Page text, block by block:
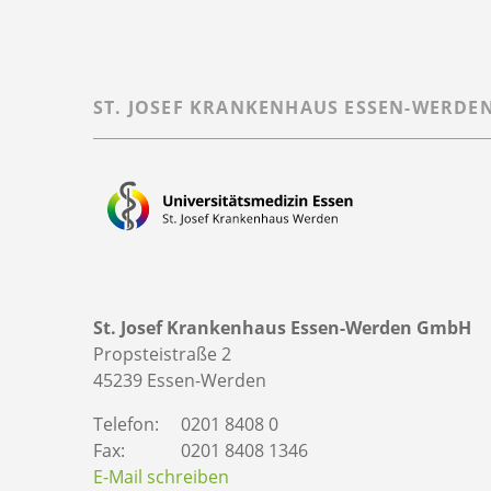
ST. JOSEF KRANKENHAUS ESSEN-
St. Josef Krankenhaus Essen-Werden GmbH
Propsteistraße 2
45239 Essen-Werden
Telefon:
0201 8408 0
Fax:
0201 8408 1346
E-Mail schreiben